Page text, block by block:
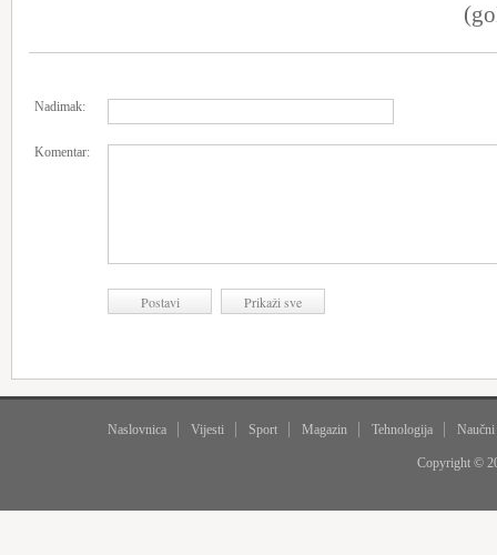
Nadimak:
Komentar:
Naslovnica Vijesti Sport Magazin Tehnologija
Copyright ©